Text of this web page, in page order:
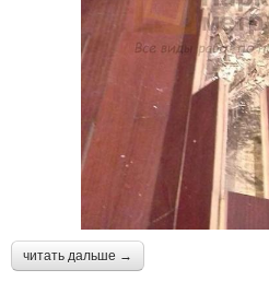
читать дальше →